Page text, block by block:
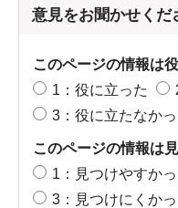
意見をお聞かせくだ
このページの情報は
1：役に立った
3：役に立たなかっ
このページの情報は
1：見つけやすか
3：見つけにくかっ